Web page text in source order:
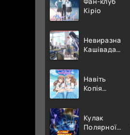
Кіріо
Невиразна
Кашівада І
Навіть
Копія
Кулак
Полярної